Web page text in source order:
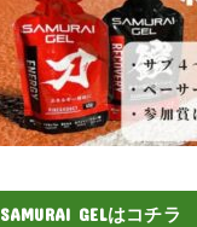
SAMURAI GELはコチラ